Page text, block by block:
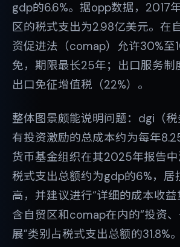
gdp的6.6%。据opp数据，2017
区的税式支出为2.98亿美元。在
资促进法（comap）允许30%至
免，期限最长25年；出口服务制
出口免征增值税（22%）。
整体图景颇能说明问题：dgi（
有投资激励的总成本约为每年
货币基金组织在其2025年报告
税式支出总额约为gdp的6%，居
高，并建议进行“详细的成本收
含自贸区和comap在内的“投资
展”类别占税式支出总额的31.8%。